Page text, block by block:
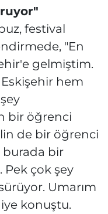
festival
"En
gelmiştim.
hem
bir öğrenci
de bir öğrenci
burada bir
Pek çok şey
Umarım
konuştu.